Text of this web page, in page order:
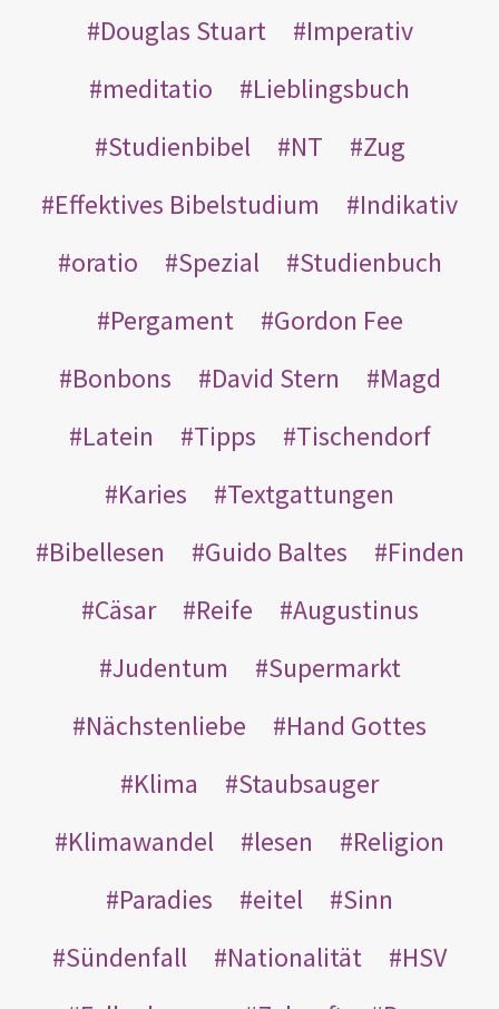
Douglas Stuart
Imperativ
meditatio
Lieblingsbuch
Studienbibel
NT
Zug
Effektives Bibelstudium
Indikativ
oratio
Spezial
Studienbuch
Pergament
Gordon Fee
Bonbons
David Stern
Magd
Latein
Tipps
Tischendorf
Karies
Textgattungen
Bibellesen
Guido Baltes
Finden
Cäsar
Reife
Augustinus
Judentum
Supermarkt
Nächstenliebe
Hand Gottes
Klima
Staubsauger
Klimawandel
lesen
Religion
Paradies
eitel
Sinn
Sündenfall
Nationalität
HSV